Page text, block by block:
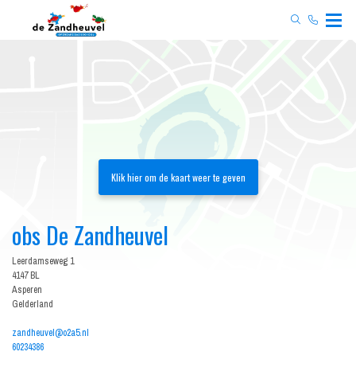
obs De Zandheuvel
Leerdamseweg 1
4147 BL
Asperen
Gelderland
zandheuvel@o2a5.nl
60234386